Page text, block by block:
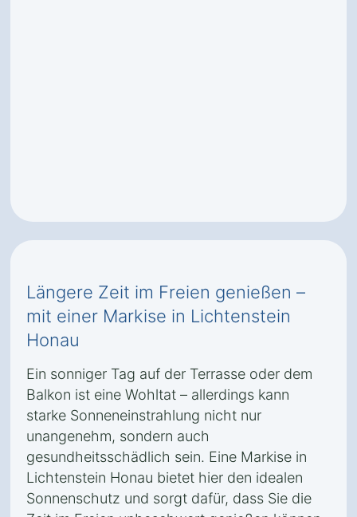
Längere Zeit im Freien genießen –
mit einer Markise in Lichtenstein
Honau
Ein sonniger Tag auf der Terrasse oder dem
Balkon ist eine Wohltat – allerdings kann
starke Sonneneinstrahlung nicht nur
unangenehm, sondern auch
gesundheitsschädlich sein. Eine Markise in
Lichtenstein Honau bietet hier den idealen
Sonnenschutz und sorgt dafür, dass Sie die